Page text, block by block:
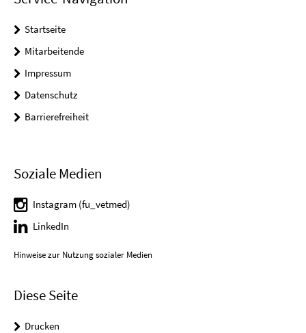
Startseite
Mitarbeitende
Impressum
Datenschutz
Barrierefreiheit
Soziale Medien
Instagram (fu_vetmed)
LinkedIn
Hinweise zur Nutzung sozialer Medien
Diese Seite
Drucken